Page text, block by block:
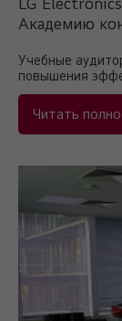
Академию
Учебные
повышения
Читать